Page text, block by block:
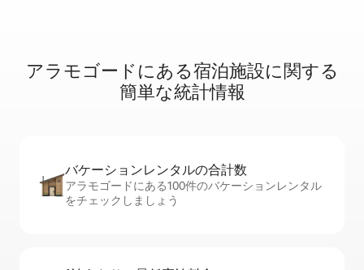
アラモゴードに⁠あ⁠る宿⁠泊⁠施⁠設⁠に関⁠す⁠る
簡⁠単⁠な統⁠計⁠情⁠報
バケーションレ⁠ン⁠タ⁠ル⁠の合⁠計⁠数
アラモゴードにある100件のバケーションレンタル
をチェックしましょう